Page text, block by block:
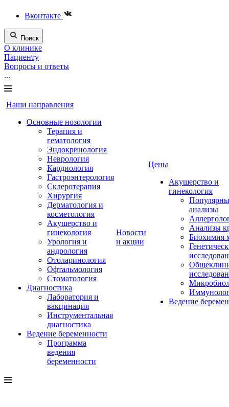
Вконтакте
Поиск
О клинике
Пациенту
Вопросы и ответы
...
Наши направления
Основные нозологии
Терапия и
гематология
Эндокринология
Неврология
Кардиология
Гастроэнтерология
Склеротерапия
Хирургия
Дерматология и
косметология
Акушерство и
гинекология
Урология и
андрология
Отоларинология
Офтальмология
Стоматология
Диагностика
Лаборатория и
вакцинация
Инструментальная
диагностика
Ведение беременности
Программа
ведения
беременности
Новости
и акции
Цены
Акушерство и
гинекология
анализы
Анализы
Биохимия
Ведение